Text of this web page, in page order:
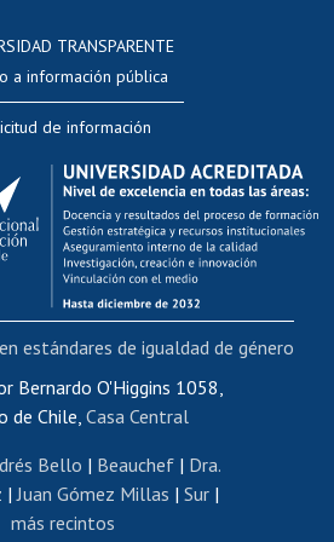
docente
académica
al AUCAI
os
internos de capacitación
del personal
de movilidad interna
de renta
de renta honorarios
páginas blancas
Extranjeras/os
TRANSPARENTE
a información pública
de información
Bernardo O'Higgins 1058,
de Chile, Casa Central
Bello | Beauchef| Dra.
| Juan Gómez Millas | Sur |
más recintos
estándares de igualdad de género